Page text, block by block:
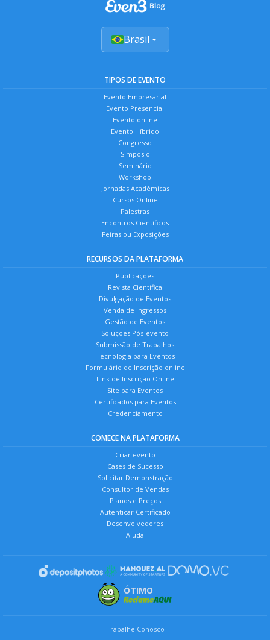
Brasil
TIPOS DE EVENTO
Evento Empresarial
Evento Presencial
Evento online
Evento Híbrido
Congresso
Simpósio
Seminário
Workshop
Jornadas Acadêmicas
Cursos Online
Palestras
Encontros Científicos
Feiras ou Exposições
RECURSOS DA PLATAFORMA
Publicações
Revista Científica
Divulgação de Eventos
Venda de Ingressos
Gestão de Eventos
Soluções Pós-evento
Submissão de Trabalhos
Tecnologia para Eventos
Formulário de Inscrição online
Link de Inscrição Online
Site para Eventos
Certificados para Eventos
Credenciamento
COMECE NA PLATAFORMA
Criar evento
Cases de Sucesso
Solicitar Demonstração
Consultor de Vendas
Planos e Preços
Autenticar Certificado
Desenvolvedores
Ajuda
ÓTIMO
Trabalhe Conosco